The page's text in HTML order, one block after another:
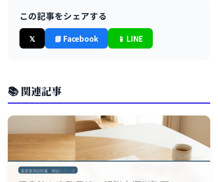
この記事をシェアする
𝕏 📘 Facebook 📱 LINE
📚 関連記事